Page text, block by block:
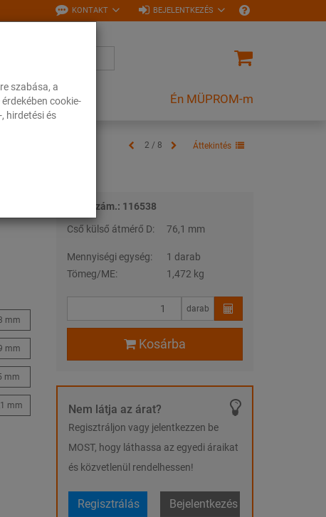
szabása, a
cookie-
hirdetési és
KONTAKT BEJELENTKEZÉS
Én MÜPROM-m
2 / 8 Áttekintés
mm
mm
mm
mm
Tételszám.: 116538
Cső külső átmérő D:
76,1 mm
Mennyiségi egység:
1 darab
Tömeg/ME:
1,472 kg
darab
Kosárba
Nem látja az árat?
Regisztráljon vagy jelentkezzen be
MOST, hogy láthassa az egyedi áraikat
és közvetlenül rendelhessen!
Regisztrálás Bejelentkezés